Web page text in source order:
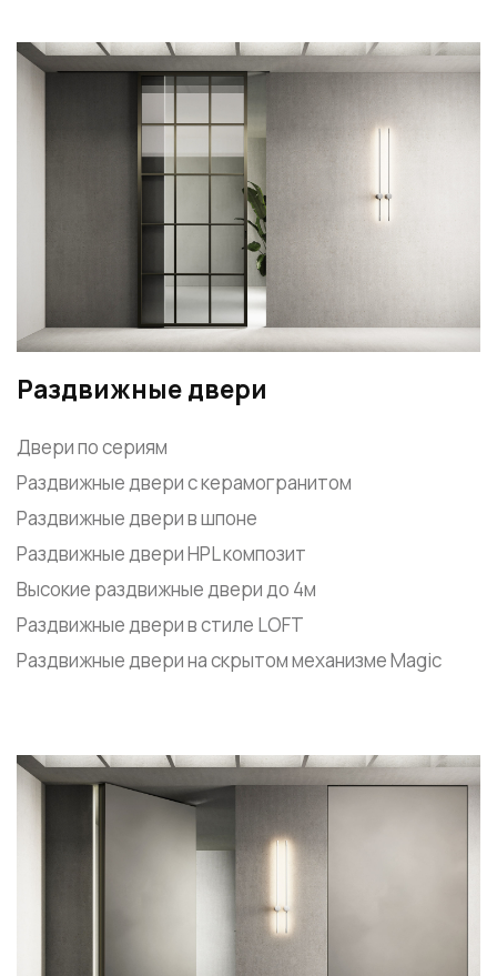
Раздвижные двери
Двери по сериям
Раздвижные двери с керамогранитом
Раздвижные двери в шпоне
Раздвижные двери HPL композит
Высокие раздвижные двери до 4м
Раздвижные двери в стиле LOFT
Раздвижные двери на скрытом механизме Magic